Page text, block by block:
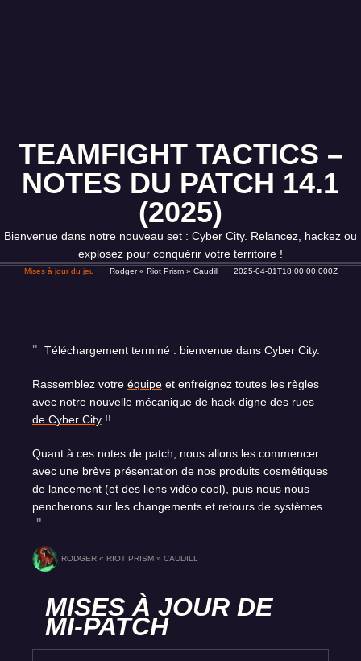
TEAMFIGHT TACTICS –
NOTES DU PATCH 14.1
(2025)
Bienvenue dans notre nouveau set : Cyber City. Relancez, hackez ou
explosez pour conquérir votre territoire !
Mises à jour du jeu Rodger « Riot Prism » Caudill 2025-04-01T18:00:00.000Z
Téléchargement terminé : bienvenue dans Cyber City.
Rassemblez votre équipe et enfreignez toutes les règles
avec notre nouvelle mécanique de hack digne des rues
de Cyber City !!
Quant à ces notes de patch, nous allons les commencer
avec une brève présentation de nos produits cosmétiques
de lancement (et des liens vidéo cool), puis nous nous
pencherons sur les changements et retours de systèmes.
RODGER « RIOT PRISM » CAUDILL
MISES À JOUR DE
MI-PATCH